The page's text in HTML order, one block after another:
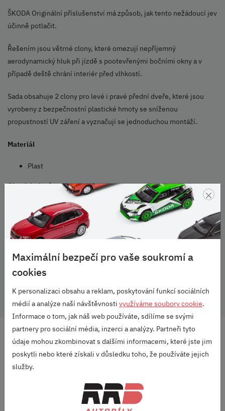
ŠKODA Originální příslušenství má způsob, jak tento nežádoucí jev
účinně potlačit.
Řešením jsou větrné clony, které omezují nepříjemný
aerodynamický hluk při jízdě s pootevřenými bočními okny a v
případě deště chrání interiér před vlhkostí.
Sada obsahuje 2 clony pro levé i pravé přední dveře, které jsou
vyrobeny z bezpečnostní plastické hmoty se sníženou
propustností UV záření a vyznačují se jednoduchou montáží.
Materiál
Plast
Obsah balení
2 ks
Škoda Originální příslušenství
Vozidlo:
DOPRAVA ZDARMA
OD 2500 KČ
VELKÝ VÝBĚR
RODINNÁ FIRMA
S DLOUHOU TRADICÍ
×
Maximální bezpečí pro vaše soukromí a
cookies
K personalizaci obsahu a reklam, poskytování funkcí sociálních
médií a analýze naší návštěvnosti využíváme soubory cookie.
Informace o tom, jak náš web používáte, sdílíme se svými
partnery pro sociální média, inzerci a analýzy. Partneři tyto
údaje mohou zkombinovat s dalšími informacemi, které jste jim
poskytli nebo které získali v důsledku toho, že používáte jejich
služby.